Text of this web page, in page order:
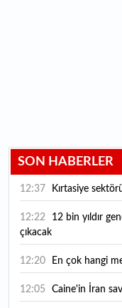
SON HABERLER
12:37 Kırtasiye
12:22
çıkacak
12:20 En çok hangi
12:05 Caine'in İran